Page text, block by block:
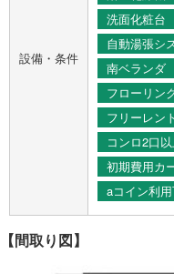
設備・条件
洗面化粧台
自動湯張シ
南ベランダ
フローリン
フリーレント
コンロ2口
初期費用カ
aコイン利
【間取り図】